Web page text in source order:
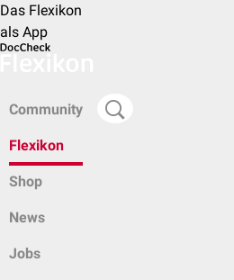
Das Flexikon
als App
Community
Flexikon
Shop
News
Jobs